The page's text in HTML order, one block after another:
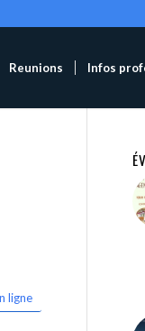
Reunions Infos
ligne